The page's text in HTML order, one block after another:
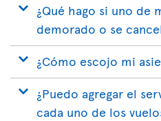
¿Qué hago si uno de
demorado o se
¿Cómo escojo mi
¿Puedo agregar el
cada uno de los